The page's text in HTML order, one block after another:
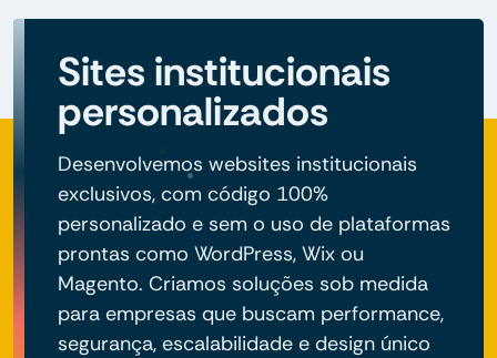
Sites institucionais
personalizados
Desenvolvemos websites institucionais
exclusivos, com código 100%
personalizado e sem o uso de plataformas
prontas como WordPress, Wix ou
Magento. Criamos soluções sob medida
para empresas que buscam performance,
segurança, escalabilidade e design único